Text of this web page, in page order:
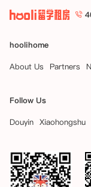
hoolihome
About Us
Partners
Follow Us
Douyin Xiaohongshu